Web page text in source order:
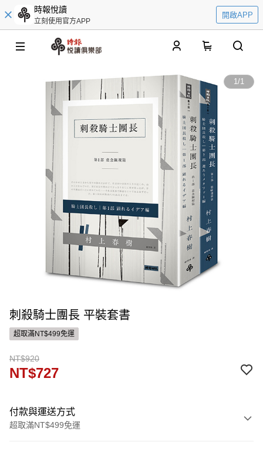
時報悅讀
立刻使用官方APP
開啟APP
1/1
刺殺騎士團長 平裝套書
超取滿NT$499免運
NT$920
NT$727
付款與運送方式
超取滿NT$499免運